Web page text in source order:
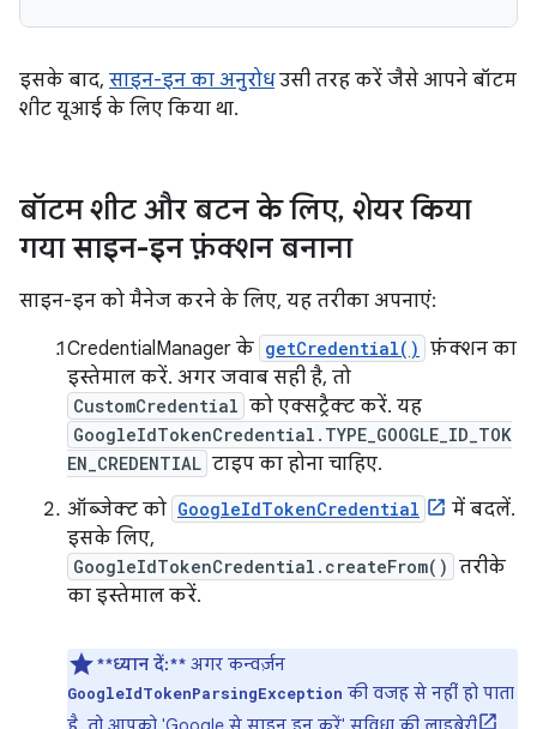
इसके बाद, साइन-इन का अनुरोधउसी तरह करें जैसे आपने बॉटम
शीट यूआई के लिए किया था.
बॉटम शीट और बटन के लिए, शेयर किया
गया साइन-इन फ़ंक्शन बनाना
साइन-इन को मैनेज करने के लिए, यह तरीका अपनाएं:
CredentialManager के getCredential() फ़ंक्शन का
इस्तेमाल करें. अगर जवाब सही है, तो
CustomCredential को एक्सट्रैक्ट करें. यह
GoogleIdTokenCredential.TYPE_GOOGLE_ID_TOK
EN_CREDENTIAL टाइप का होना चाहिए.
ऑब्जेक्ट को GoogleIdTokenCredential
में बदलें.
इसके लिए,
GoogleIdTokenCredential.createFrom() तरीके
का इस्तेमाल करें.
**ध्यान दें:** अगर कन्वर्ज़न
GoogleIdTokenParsingException की वजह से नहीं हो पाता